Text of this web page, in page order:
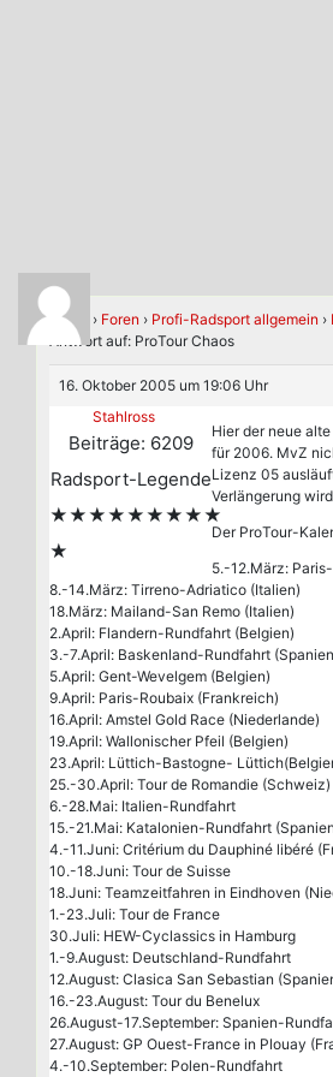
Home › Foren › Profi-Radsport allgemein ›
Antwort auf: ProTour Chaos
16. Oktober 2005 um 19:06 Uhr
Stahlross
Beiträge: 6209
Radsport-Legende
★★★★★★★★★
★
Hier der neue
für 2006. MvZ
Lizenz 05
Verlängerung
Der ProTour-
5.-12.März:
8.-14.März: Tirreno-Adriatico (Italien)
18.März: Mailand-San Remo (Italien)
2.April: Flandern-Rundfahrt (Belgien)
3.-7.April: Baskenland-Rundfahrt
5.April: Gent-Wevelgem (Belgien)
9.April: Paris-Roubaix (Frankreich)
16.April: Amstel Gold Race (Niederlande)
19.April: Wallonischer Pfeil (Belgien)
23.April: Lüttich-Bastogne-
25.-30.April: Tour de Romandie (Schweiz)
6.-28.Mai: Italien-Rundfahrt
15.-21.Mai: Katalonien-Rundfahrt
4.-11.Juni: Critérium du Dauphiné libéré
10.-18.Juni: Tour de Suisse
18.Juni: Teamzeitfahren in Eindhoven
1.-23.Juli: Tour de France
30.Juli: HEW-Cyclassics in Hamburg
1.-9.August: Deutschland-Rundfahrt
12.August: Clasica San Sebastian
16.-23.August: Tour du Benelux
26.August-17.September: Spanien-
27.August: GP Ouest-France in Plouay
4.-10.September: Polen-Rundfahrt